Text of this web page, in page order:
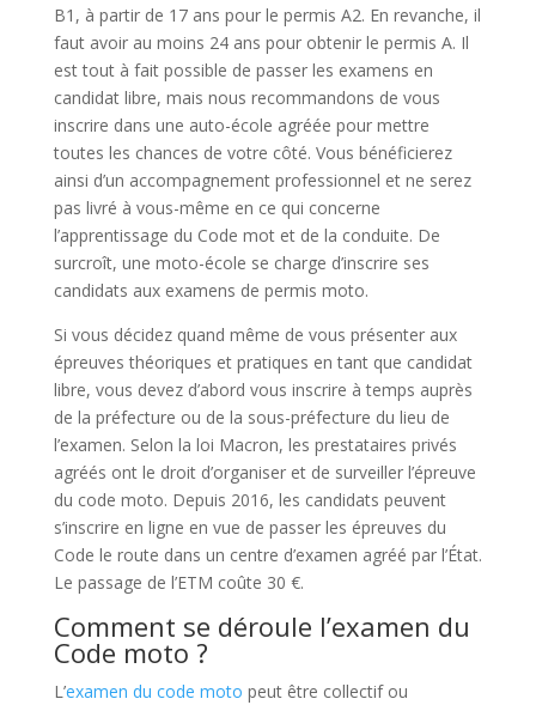
B1, à partir de 17 ans pour le permis A2. En revanche, il
faut avoir au moins 24 ans pour obtenir le permis A. Il
est tout à fait possible de passer les examens en
candidat libre, mais nous recommandons de vous
inscrire dans une auto-école agréée pour mettre
toutes les chances de votre côté. Vous bénéficierez
ainsi d’un accompagnement professionnel et ne serez
pas livré à vous-même en ce qui concerne
l’apprentissage du Code mot et de la conduite. De
surcroît, une moto-école se charge d’inscrire ses
candidats aux examens de permis moto.
Si vous décidez quand même de vous présenter aux
épreuves théoriques et pratiques en tant que candidat
libre, vous devez d’abord vous inscrire à temps auprès
de la préfecture ou de la sous-préfecture du lieu de
l’examen. Selon la loi Macron, les prestataires privés
agréés ont le droit d’organiser et de surveiller l’épreuve
du code moto. Depuis 2016, les candidats peuvent
s’inscrire en ligne en vue de passer les épreuves du
Code le route dans un centre d’examen agréé par l’État.
Le passage de l’ETM coûte 30 €.
Comment se déroule l’examen du
Code moto ?
L’examen du code moto peut être collectif ou